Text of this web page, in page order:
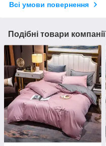
Всі умови повернення
Подібні товари компанії